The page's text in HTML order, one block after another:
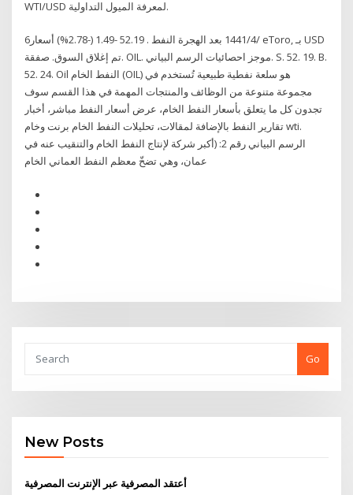
WTI/USD لمعرفة الميول التداولية.
6‏‏/4‏‏/1441 بعد الهجرة النفط . 52.19 -1.49 (-2.78%) أسعار eToro, بـ USD
تم إغلاق السوق. صفقة. OIL. موجز احصائيات الرسم البياني. S. 52. 19. B.
52. 24. Oil النفط الخام (OIL) هو سلعة نفطية طبيعية تُستخدم في
مجموعة متنوعة من الوظائف والمنتجات المهمة في هذا القسم سوف
تجدون كل ما يتعلق بأسعار النفط الخام، عرض أسعار النفط مباشر، أخبار
تقارير النفط بالإضافة لمقالات، تحليلات النفط الخام برنت وخام wti.
الرسم البياني رقم 2: (أكبر شركة لإنتاج النفط الخام والتنقيب عنه في
عمان، وهي تضخّ معظم النفط العماني الخام
Go
New Posts
أعتقد المصرفية عبر الإنترنت المصرفية